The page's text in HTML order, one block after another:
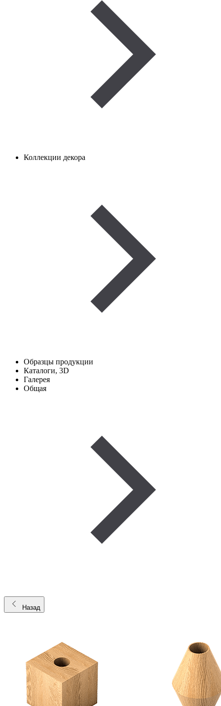
Коллекции декора
Образцы продукции
Каталоги, 3D
Галерея
Общая
Назад